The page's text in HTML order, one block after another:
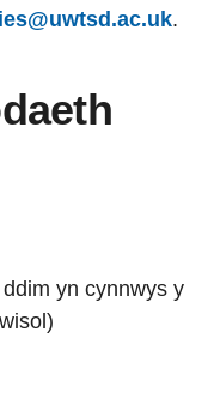
.
yn cynnwys y